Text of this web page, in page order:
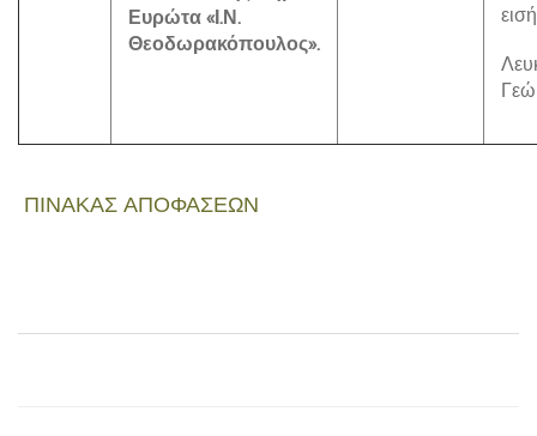
Ευρώτα «Ι.Ν.
Θεοδωρακόπουλος».
ΠΙΝΑΚΑΣ ΑΠΟΦΑΣΕΩΝ